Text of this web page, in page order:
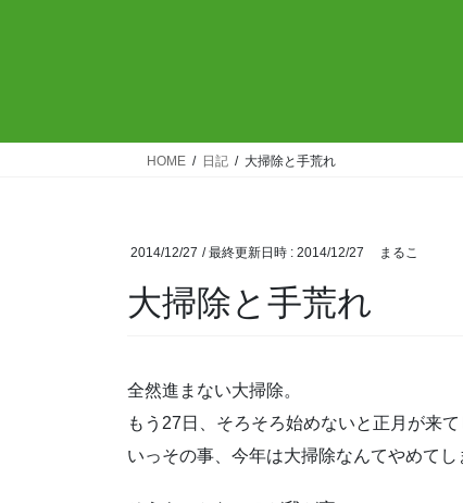
HOME 日記 大掃除と手荒れ
2014/12/27 / 最終更新日時 : 2014/12/27 まるこ
大掃除と手荒れ
全然進まない大掃除。
もう27日、そろそろ始めないと正月が来
いっその事、今年は大掃除なんてやめて